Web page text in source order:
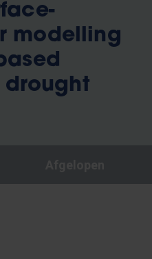
modelling
drought